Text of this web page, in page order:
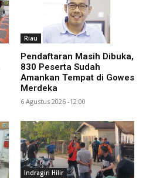
Riau
Pendaftaran Masih Dibuka,
830 Peserta Sudah
Amankan Tempat di Gowes
Merdeka
6 Agustus 2026 -12:00
Indragiri Hilir